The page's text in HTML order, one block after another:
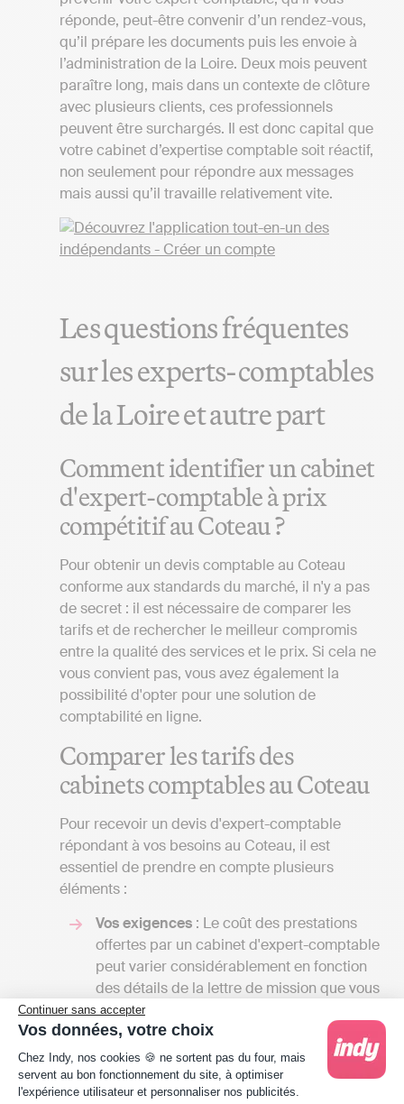
Continuer sans accepter
Vos données, votre choix
Plateforme de Gestion du Consentement :
Chez Indy, nos cookies 🍪 ne sortent pas du four, mais
servent au bon fonctionnement du site, à optimiser
l'expérience utilisateur et personnaliser nos publicités.
réponde, peut-être convenir d’un rendez-vous,
qu’il prépare les documents puis les envoie à
l’administration de la Loire. Deux mois peuvent
paraître long, mais dans un contexte de clôture
avec plusieurs clients, ces professionnels
peuvent être surchargés. Il est donc capital que
votre cabinet d’expertise comptable soit réactif,
non seulement pour répondre aux messages
mais aussi qu’il travaille relativement vite.
Les questions fréquentes
sur les experts-comptables
de la Loire et autre part
Comment identifier un cabinet
d'expert-comptable à prix
compétitif au Coteau ?
Pour obtenir un devis comptable au Coteau
conforme aux standards du marché, il n'y a pas
de secret : il est nécessaire de comparer les
tarifs et de rechercher le meilleur compromis
entre la qualité des services et le prix. Si cela ne
vous convient pas, vous avez également la
possibilité d'opter pour une solution de
comptabilité en ligne.
Comparer les tarifs des
cabinets comptables au Coteau
Pour recevoir un devis d'expert-comptable
répondant à vos besoins au Coteau, il est
essentiel de prendre en compte plusieurs
éléments :
Vos exigences : Le coût des prestations
offertes par un cabinet d'expert-comptable
peut varier considérablement en fonction
des détails de la lettre de mission que vous
établirez avec eux. La gamme des services
qu'un cabinet d'expert-comptable peut
fournir est vaste, et le tarif dépendra du
nombre de tâches qu'il assumera pour
votre compte. En dialoguant avec plusieurs